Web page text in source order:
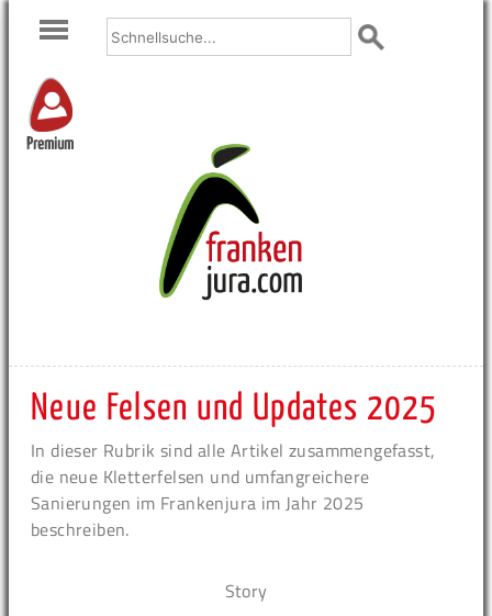
Premium
Neue Felsen und Updates 2025
In dieser Rubrik sind alle Artikel zusammengefasst,
die neue Kletterfelsen und umfangreichere
Sanierungen im Frankenjura im Jahr 2025
beschreiben.
Story